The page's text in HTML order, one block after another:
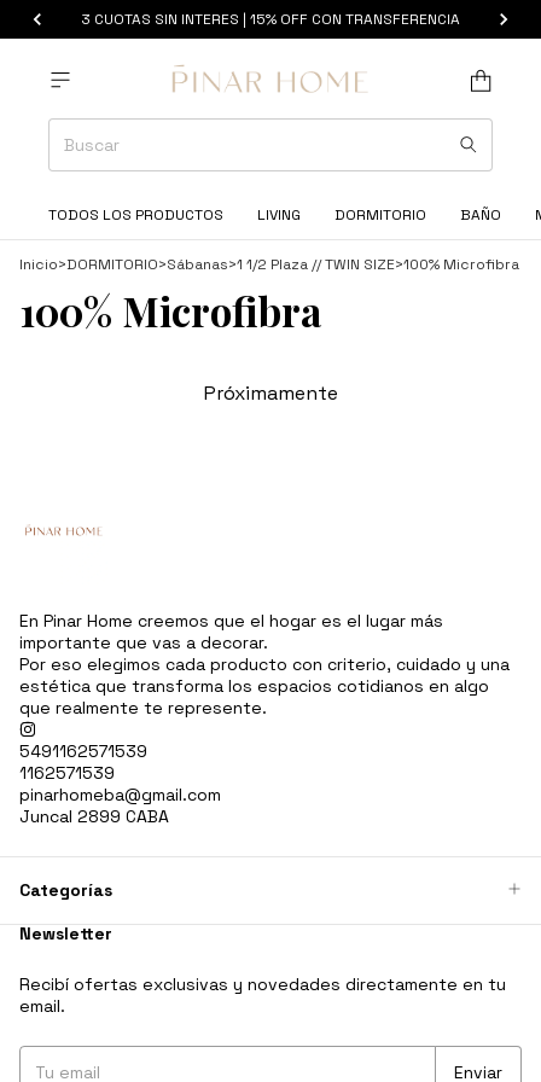
3 CUOTAS SIN INTERES | 15% OFF CON TRANSFERENCIA
TODOS LOS PRODUCTOS LIVING DORMITORIO BAÑO
Inicio>DORMITORIO>Sábanas>1 1/2 Plaza // TWIN SIZE>100% Microfibra
100% Microfibra
Próximamente
En Pinar Home creemos que el hogar es el lugar más
importante que vas a decorar.
Por eso elegimos cada producto con criterio, cuidado y una
estética que transforma los espacios cotidianos en algo
que realmente te represente.
5491162571539
1162571539
pinarhomeba@gmail.com
Juncal 2899 CABA
Categorías
Newsletter
Recibí ofertas exclusivas y novedades directamente en tu
email.